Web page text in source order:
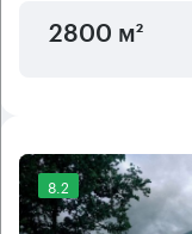
2800 м²
8.2